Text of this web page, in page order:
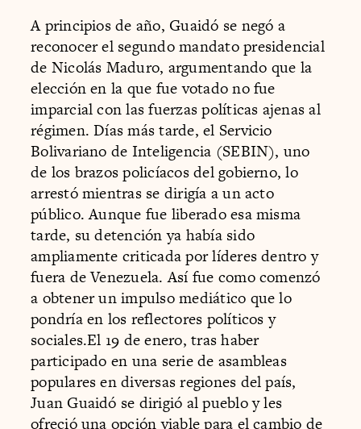
A principios de año, Guaidó se negó a
reconocer el segundo mandato presidencial
de Nicolás Maduro, argumentando que la
elección en la que fue votado no fue
imparcial con las fuerzas políticas ajenas al
régimen. Días más tarde, el Servicio
Bolivariano de Inteligencia (SEBIN), uno
de los brazos policíacos del gobierno, lo
arrestó mientras se dirigía a un acto
público. Aunque fue liberado esa misma
tarde, su detención ya había sido
ampliamente criticada por líderes dentro y
fuera de Venezuela. Así fue como comenzó
a obtener un impulso mediático que lo
pondría en los reflectores políticos y
sociales.El 19 de enero, tras haber
participado en una serie de asambleas
populares en diversas regiones del país,
Juan Guaidó se dirigió al pueblo y les
ofreció una opción viable para el cambio de